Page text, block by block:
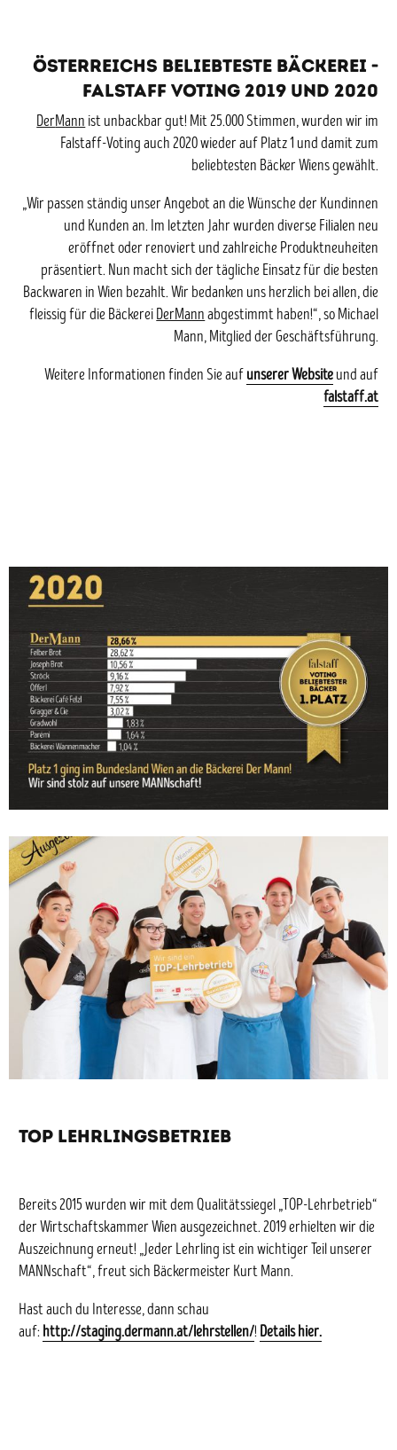
Österreichs beliebteste Bäckerei -
Falstaff Voting 2019 und 2020
DerMann ist unbackbar gut! Mit 25.000 Stimmen, wurden wir im
Falstaff-Voting auch 2020 wieder auf Platz 1 und damit zum
beliebtesten Bäcker Wiens gewählt.
„Wir passen ständig unser Angebot an die Wünsche der Kundinnen
und Kunden an. Im letzten Jahr wurden diverse Filialen neu
eröffnet oder renoviert und zahlreiche Produktneuheiten
präsentiert. Nun macht sich der tägliche Einsatz für die besten
Backwaren in Wien bezahlt. Wir bedanken uns herzlich bei allen, die
fleissig für die Bäckerei DerMann abgestimmt haben!“, so Michael
Mann, Mitglied der Geschäftsführung.
Weitere Informationen finden Sie auf unserer Website und auf
falstaff.at
TOP Lehrlingsbetrieb
Bereits 2015 wurden wir mit dem Qualitätssiegel „TOP-Lehrbetrieb“
der Wirtschaftskammer Wien ausgezeichnet. 2019 erhielten wir die
Auszeichnung erneut! „Jeder Lehrling ist ein wichtiger Teil unserer
MANNschaft“, freut sich Bäckermeister Kurt Mann.
Hast auch du Interesse, dann schau
auf: http://staging.dermann.at/lehrstellen/! Details hier.